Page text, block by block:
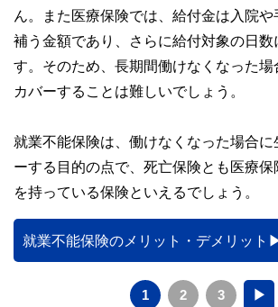
ん。また医療保険では、給付金は入院
補う金額であり、さらに給付対象の日数
す。そのため、長期間働けなくなった場
カバーすることは難しいでしょう。
就業不能保険は、働けなくなった場合
ーする目的の点で、死亡保険とも医療保
を持っている保険といえるでしょう。
就業不能保険のメリット・デメリット
1 2 3 ▶